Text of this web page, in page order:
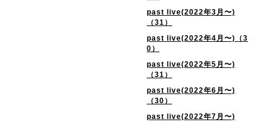
past live(2022年3月〜)
（31）
past live(2022年4月〜)（3
0）
past live(2022年5月〜)
（31）
past live(2022年6月〜)
（30）
past live(2022年7月〜)